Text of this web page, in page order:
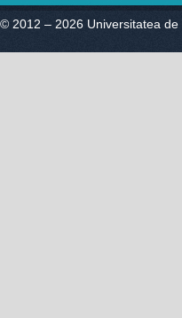
© 2012 – 2026 Universitatea